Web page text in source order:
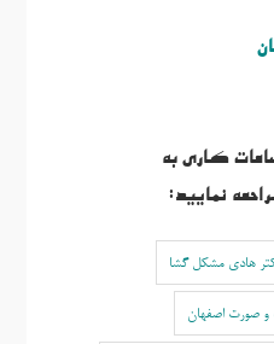
کاری به
نمایید:
هادی مشکل گشا
صورت اصفهان